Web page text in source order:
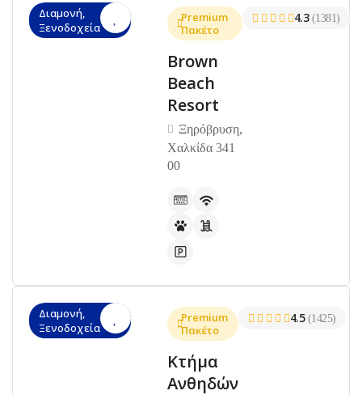
Διαμονή,
Ξενοδοχεία
Premium
Πακέτο
Brown
Beach
Resort
Ξηρόβρυση,
Χαλκίδα 341
00
4.3 (1381)
Διαμονή,
Ξενοδοχεία
Premium
Πακέτο
Κτήμα
Ανθηδών
4.5 (1425)